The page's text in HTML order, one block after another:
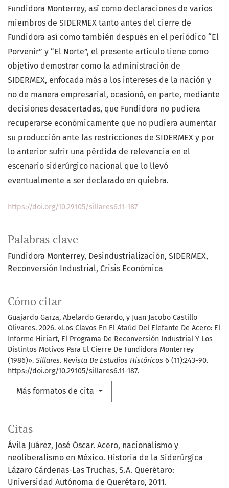
Palabras clave
Fundidora Monterrey Desindustrialización SIDERMEX
Reconversión Industrial Crisis Económica
Cómo citar
Guajardo Garza, Abelardo Gerardo, y Juan Jacobo Castillo
Olivares. 2026. «Los Clavos En El Ataúd Del Elefante De Acero: El
Informe Hiriart, El Programa De Reconversión Industrial Y Los
Distintos Motivos Para El Cierre De Fundidora Monterrey
(1986)». Sillares. Revista De Estudios Históricos 6 (11):243-90.
https://doi.org/10.29105/sillares6.11-187.
Más formatos de cita
Fundidora Monterrey, así como declaraciones de varios
miembros de SIDERMEX tanto antes del cierre de
Fundidora así como también después en el periódico “El
Porvenir” y “El Norte”, el presente artículo tiene como
objetivo demostrar como la administración de
SIDERMEX, enfocada más a los intereses de la nación y
no de manera empresarial, ocasionó, en parte, mediante
decisiones desacertadas, que Fundidora no pudiera
recuperarse económicamente que no pudiera aumentar
su producción ante las restricciones de SIDERMEX y por
lo anterior sufrir una pérdida de relevancia en el
escenario siderúrgico nacional que lo llevó
eventualmente a ser declarado en quiebra.
https://doi.org/10.29105/sillares6.11-187
Citas
Ávila Juárez, José Óscar. Acero, nacionalismo y
neoliberalismo en México. Historia de la Siderúrgica
Lázaro Cárdenas-Las Truchas, S.A. Querétaro:
Universidad Autónoma de Querétaro, 2011.